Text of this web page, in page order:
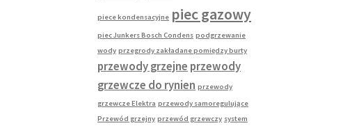
piece kondensacyjne piec gazowy
piec Junkers Bosch Condens podgrzewanie
wody przegrody zakładane pomiędzy burty
przewody grzejne przewody
grzewcze do rynien przewody
grzewcze Elektra przewody samoregulujące
Przewód grzejny przewód grzewczy system